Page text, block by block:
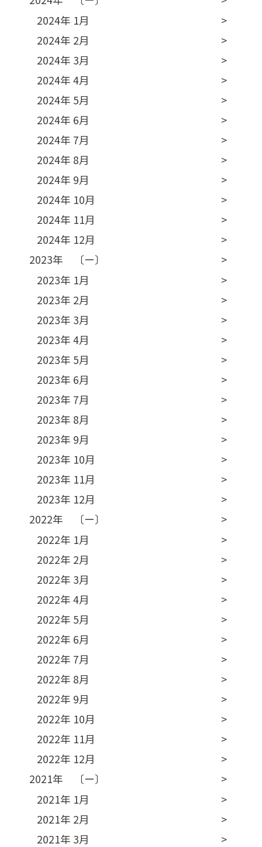
2024年 1月
2024年 2月
2024年 3月
2024年 4月
2024年 5月
2024年 6月
2024年 7月
2024年 8月
2024年 9月
2024年 10月
2024年 11月
2024年 12月
2023年 〔ー〕
2023年 1月
2023年 2月
2023年 3月
2023年 4月
2023年 5月
2023年 6月
2023年 7月
2023年 8月
2023年 9月
2023年 10月
2023年 11月
2023年 12月
2022年 〔ー〕
2022年 1月
2022年 2月
2022年 3月
2022年 4月
2022年 5月
2022年 6月
2022年 7月
2022年 8月
2022年 9月
2022年 10月
2022年 11月
2022年 12月
2021年 〔ー〕
2021年 1月
2021年 2月
2021年 3月